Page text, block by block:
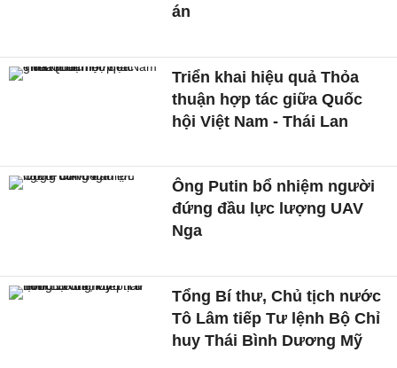
án
Triển khai hiệu quả Thỏa
thuận hợp tác giữa Quốc
hội Việt Nam - Thái Lan
Ông Putin bổ nhiệm người
đứng đầu lực lượng UAV
Nga
Tổng Bí thư, Chủ tịch nước
Tô Lâm tiếp Tư lệnh Bộ Chỉ
huy Thái Bình Dương Mỹ